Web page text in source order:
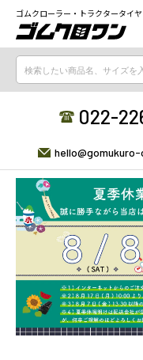
ゴムクローラー・トラクタータイ
022-
hello@gomukuro-